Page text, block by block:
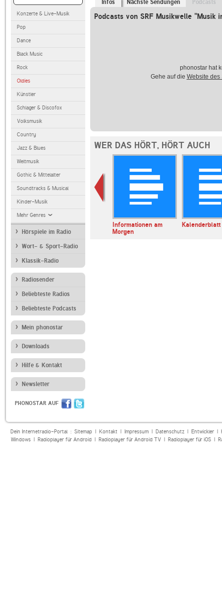
Konzerte & Live-Musik
Pop
Dance
Black Music
Rock
Oldies
Künstler
Schlager & Discofox
Volksmusik
Country
Jazz & Blues
Weltmusik
Gothic & Mittelalter
Soundtracks & Musical
Kinder-Musik
Mehr Genres
Hörspiele im Radio
Wort- & Sport-Radio
Klassik-Radio
Radiosender
Beliebteste Radios
Beliebteste Podcasts
Mein phonostar
Downloads
Hilfe & Kontakt
Newsletter
PHONOSTAR AUF
Infos Nächste Sendungen Podcasts
Podcasts von SRF Musikwelle "Musik
phonostar hat
Gehe auf die Website des
WER DAS HÖRT, HÖRT AUCH
ARD Radiofestival:
Jazz
Informationen am
Morgen
Kalenderblatt
Dein Internetradio-Portal : Sitemap| Kontakt| Impressum| Datenschutz| Entwickler|
Windows| Radioplayer für Android| Radioplayer für Android TV| Radioplayer für iOS|